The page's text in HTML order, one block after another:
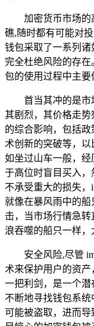
加密货币市场
礁,随时都有可能对
钱包采取了一系列
完全杜绝风险的存在
包的使用过程中主要
首当其冲的是市
其剧烈，其价格走
的综合影响，包括
术创新的突破等，
如坐过山车一般，
于高位时盲目买入
不承受重大的损失，
就像在暴风雨中的
击，当市场行情急
浪吞噬的船只一样，
安全风险,尽管
术来保护用户的资
一把利剑，是一个潜
不断地寻找钱包系
可能被盗取，进而